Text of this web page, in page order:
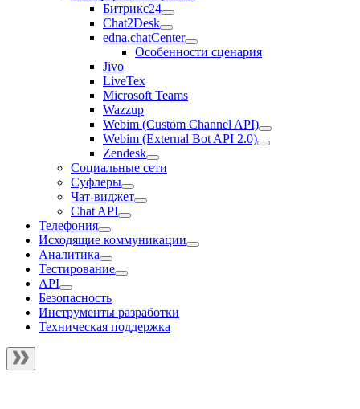
Битрикс24
Chat2Desk
edna.chatCenter
Особенности сценария
Jivo
LiveTex
Microsoft Teams
Wazzup
Webim (Custom Channel API)
Webim (External Bot API 2.0)
Zendesk
Социальные сети
Суфлеры
Чат-виджет
Chat API
Телефония
Исходящие коммуникации
Аналитика
Тестирование
API
Безопасность
Инструменты разработки
Техническая поддержка